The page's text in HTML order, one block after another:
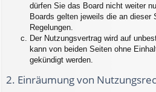
dürfen Sie das Board nicht weiter
Boards gelten jeweils die an dieser
Regelungen.
Der Nutzungsvertrag wird auf
kann von beiden Seiten ohne
gekündigt werden.
2. Einräumung von